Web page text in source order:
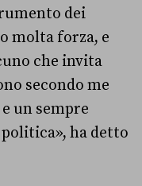
dei
molta forza, e
che invita
secondo me
un sempre
ha detto